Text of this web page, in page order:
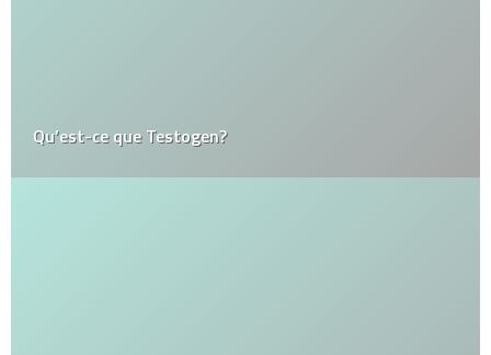
Qu’est-ce que Testogen?